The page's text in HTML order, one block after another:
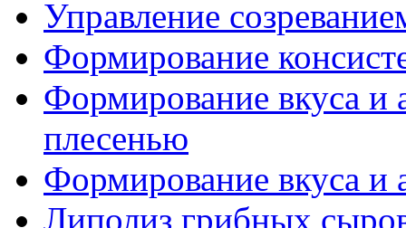
Управление
Формирование
Формирование вкуса и
плесенью
Формирование вкуса и
Липолиз грибных